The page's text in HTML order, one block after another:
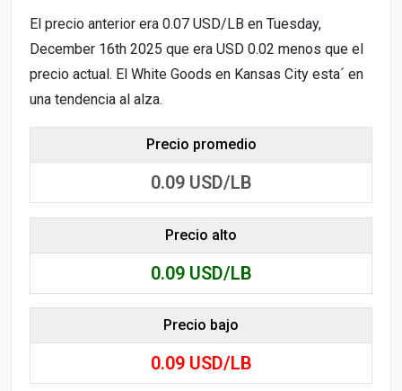
El precio anterior era 0.07 USD/LB en Tuesday,
December 16th 2025 que era USD 0.02 menos que el
precio actual. El White Goods en Kansas City esta´ en
una tendencia al alza.
Precio promedio
0.09 USD/LB
Precio alto
0.09 USD/LB
Precio bajo
0.09 USD/LB